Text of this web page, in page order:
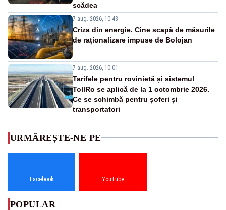
scădea
7 aug. 2026, 10:43
Criza din energie. Cine scapă de măsurile
de raționalizare impuse de Bolojan
7 aug. 2026, 10:01
Tarifele pentru rovinietă și sistemul
TollRo se aplică de la 1 octombrie 2026.
Ce se schimbă pentru șoferi și
transportatori
URMĂREȘTE-NE PE
Facebook YouTube
POPULAR